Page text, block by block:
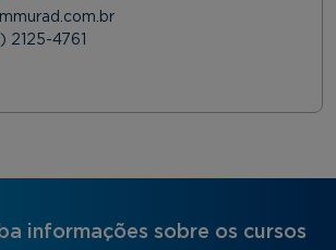
2125-4761
informações sobre os cursos